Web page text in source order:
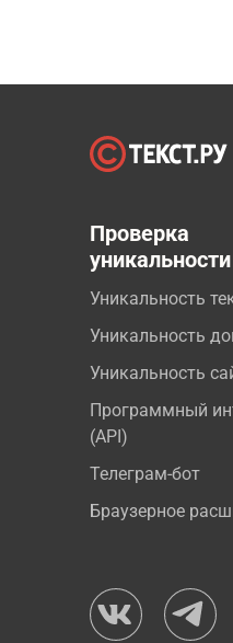
Проверка
уникальности
Уникальность
Уникальность
Уникальность
Программный
(API)
Телеграм-бот
Браузерное